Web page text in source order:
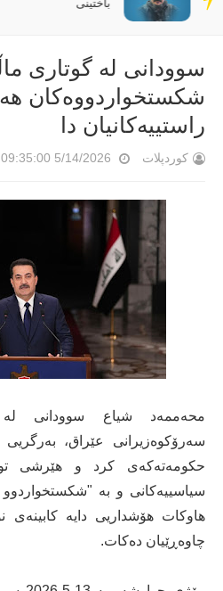
دێڕ
باختینی
سوودانی لە گوتاری
شکستخواردووەکان
راستییەکانیان دا
کوردپلات 5/14/2026 09:35:00 ص
محەممەد شیاع سوودانی لە
سەرۆکوەزیرانی عێراق،
حکومەتەکەی کرد و هێرشی
سیاسییەکانی و بە
هاوکات هۆشداریی دایە
چاوەڕێیان دەکات.